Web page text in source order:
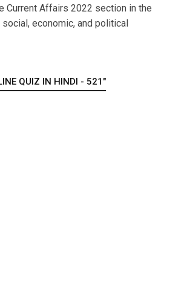
Current Affairs 2022 section in the
economic, and political
QUIZ IN HINDI - 521"